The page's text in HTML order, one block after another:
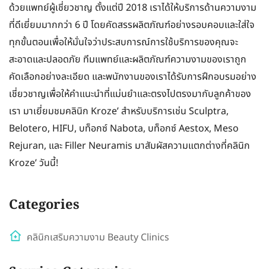
ด้วยแพทย์ผู้เชี่ยวชาญ ตั้งแต่ปี 2018 เราได้ให้บริการด้านความงาม
ที่ดีเยี่ยมมากกว่า 6 ปี โดยคัดสรรผลิตภัณฑ์อย่างรอบคอบและใส่ใจ
ทุกขั้นตอนเพื่อให้มั่นใจว่าประสบการณ์การใช้บริการของคุณจะ
สะอาดและปลอดภัย ทีมแพทย์และผลิตภัณฑ์ความงามของเราถูก
คัดเลือกอย่างละเอียด และพนักงานของเราได้รับการฝึกอบรมอย่าง
เชี่ยวชาญเพื่อให้คำแนะนำที่แม่นยำและตรงไปตรงมากับลูกค้าของ
เรา มาเยี่ยมชมคลินิก Kroze’ สำหรับบริการเช่น Sculptra,
Belotero, HIFU, บท็อกซ์ Nabota, บท็อกซ์ Aestox, Meso
Rejuran, และ Filler Neuramis มาสัมผัสความแตกต่างที่คลินิก
Kroze’ วันนี้!
Categories
คลินิกเสริมความงาม Beauty Clinics